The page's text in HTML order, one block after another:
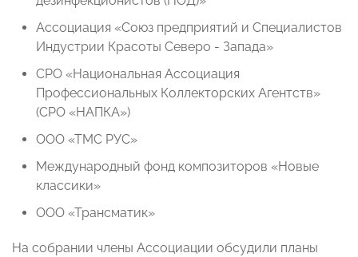
Ассоциация «Союз предприятий и Специалистов
Индустрии Красоты Северо - Запада»
СРО «Национальная Ассоциация
Профессиональных Коллекторских Агентств»
(СРО «НАПКА»)
ООО «ТМС РУС»
Международный фонд композиторов «Новые
классики»
ООО «Трансматик»
На собрании члены Ассоциации обсудили планы